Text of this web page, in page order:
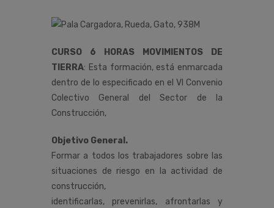
CURSO 6 HORAS MOVIMIENTOS DE
TIERRA: Esta formación, está enmarcada
dentro de lo especificado en el VI Convenio
Colectivo
General delSector de
la
Construcción,
Objetivo General.
Formar a todos los trabajadores sobre las
situaciones de riesgo en la actividad de
construcción,
identificarlas, prevenirlas, afrontarlas y